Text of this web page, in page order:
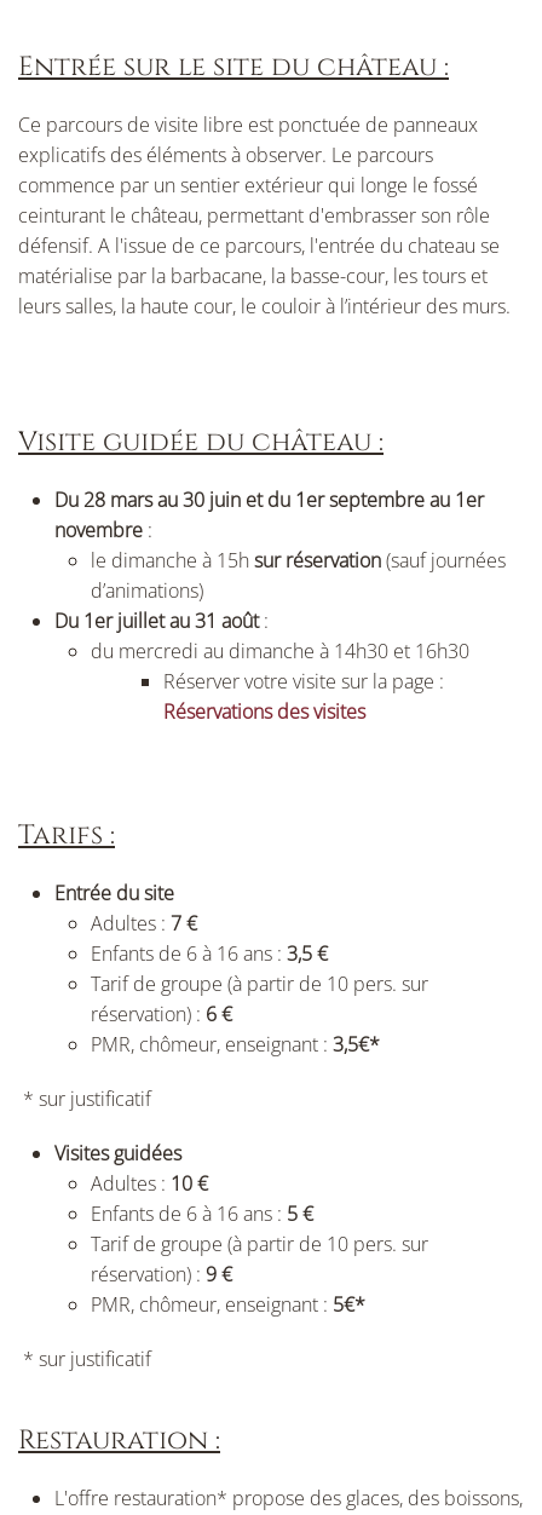
Entrée sur le site du château :
Ce parcours de visite libre est ponctuée de panneaux
explicatifs des éléments à observer. Le parcours
commence par un sentier extérieur qui longe le fossé
ceinturant le château, permettant d'embrasser son rôle
défensif. A l'issue de ce parcours, l'entrée du chateau se
matérialise par la barbacane, la basse-cour, les tours et
leurs salles, la haute cour, le couloir à l’intérieur des murs.
Visite guidée du château :
Du 28 mars au 30 juin et du 1er septembre au 1er
novembre :
le dimanche à 15hsur réservation(sauf journées
d’animations)
Du 1er juillet au 31 août:
du mercredi au dimanche à 14h30 et 16h30
Réserver votre visite sur la page :
Réservations des visites
Tarifs :
Entrée du site
Adultes : 7 €
Enfants de 6 à 16 ans : 3,5 €
Tarif de groupe (à partir de 10 pers. sur
réservation) : 6 €
PMR, chômeur, enseignant : 3,5€*
* sur justificatif
Visites guidées
Adultes : 10 €
Enfants de 6 à 16 ans : 5 €
Tarif de groupe (à partir de 10 pers. sur
réservation) : 9 €
PMR, chômeur, enseignant : 5€*
* sur justificatif
Restauration :
L'offre restauration* propose des glaces, des boissons,